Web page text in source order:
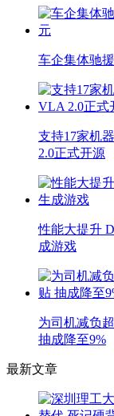
车企集体驰
支持17家机
2.0正式开源
性能大提升
成游戏
为司机减负
抽成降至9%
最新文章